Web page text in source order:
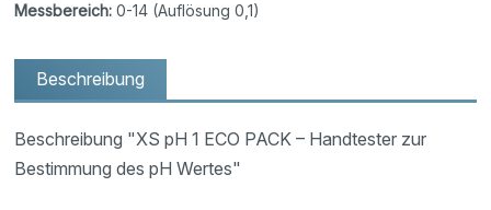
Messbereich: 0-14 (Auflösung 0,1)
Beschreibung
Beschreibung "XS pH 1 ECO PACK – Handtester zur
Bestimmung des pH Wertes"